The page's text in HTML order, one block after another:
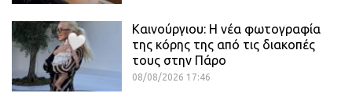
Καινούργιου: Η νέα φωτογραφία
της κόρης της από τις διακοπές
τους στην Πάρο
08/08/2026 17:46